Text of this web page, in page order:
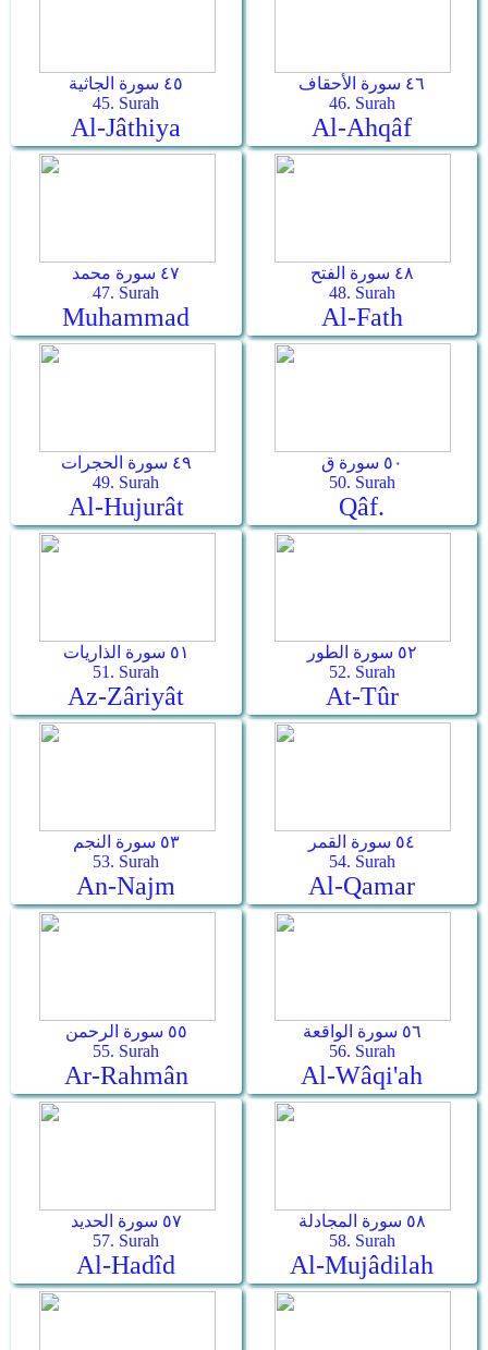
٤٥ سورة الجاثية
45. Surah
Al-Jâthiya
٤٦ سورة الأحقاف
46. Surah
Al-Ahqâf
٤٧ سورة محمد
47. Surah
Muhammad
٤٨ سورة الفتح
48. Surah
Al-Fath
٤٩ سورة الحجرات
49. Surah
Al-Hujurât
٥٠ سورة ق
50. Surah
Qâf.
٥١ سورة الذاريات
51. Surah
Az-Zâriyât
٥٢ سورة الطور
52. Surah
At-Tûr
٥٣ سورة النجم
53. Surah
An-Najm
٥٤ سورة القمر
54. Surah
Al-Qamar
٥٥ سورة الرحمن
55. Surah
Ar-Rahmân
٥٦ سورة الواقعة
56. Surah
Al-Wâqi'ah
٥٧ سورة الحديد
57. Surah
Al-Hadîd
٥٨ سورة المجادلة
58. Surah
Al-Mujâdilah